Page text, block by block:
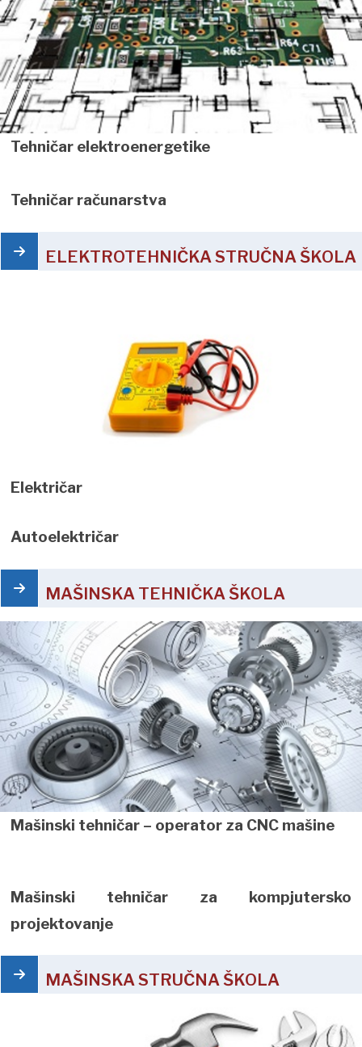
Tehničar elektroenergetike
Tehničar računarstva
ELEKTROTEHNIČKA STRUČNA ŠKOLA
Električar
Autoelektričar
MAŠINSKA TEHNIČKA ŠKOLA
Mašinski tehničar – operator za CNC mašine
Mašinski tehničar za kompjutersko
projektovanje
MAŠINSKA STRUČNA ŠKOLA